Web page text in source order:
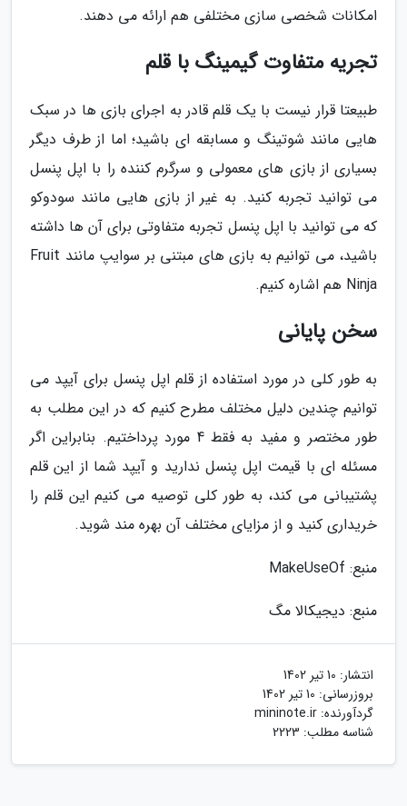
امکانات شخصی سازی مختلفی هم ارائه می دهند.
تجریه متفاوت گیمینگ با قلم
طبیعتا قرار نیست با یک قلم قادر به اجرای بازی ها در سبک
هایی مانند شوتینگ و مسابقه ای باشید؛ اما از طرف دیگر
بسیاری از بازی های معمولی و سرگرم کننده را با اپل پنسل
می توانید تجربه کنید. به غیر از بازی هایی مانند سودوکو
که می توانید با اپل پنسل تجربه متفاوتی برای آن ها داشته
باشید، می توانیم به بازی های مبتنی بر سوایپ مانند Fruit
Ninja هم اشاره کنیم.
سخن پایانی
به طور کلی در مورد استفاده از قلم اپل پنسل برای آیپد می
توانیم چندین دلیل مختلف مطرح کنیم که در این مطلب به
طور مختصر و مفید به فقط 4 مورد پرداختیم. بنابراین اگر
مسئله ای با قیمت اپل پنسل ندارید و آیپد شما از این قلم
پشتیبانی می کند، به طور کلی توصیه می کنیم این قلم را
خریداری کنید و از مزایای مختلف آن بهره مند شوید.
منبع: MakeUseOf
منبع: دیجیکالا مگ
انتشار: 10 تیر 1402
بروزرسانی: 10 تیر 1402
گردآورنده: mininote.ir
شناسه مطلب: 2223